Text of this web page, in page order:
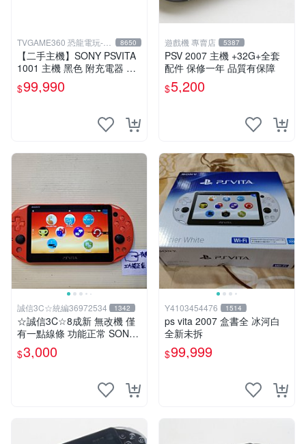
TVGAME360 恐龍電玩-台
中店
8650
【二手主機】SONY PSVITA
1001 主機 黑色 附充電器 US
B傳輸線 PS VITA PSV【台中
恐龍電玩】
$99,990
遊戲機 專賣店 5387
PSV 2007 主機 +32G+全套
配件 保修一年 品質有保障
$5,200
誠信3C☆統編36972534 1342
☆誠信3C☆8成新 無改機 僅
有一點線條 功能正常 SONY
PSV VITA 主機 2000 型 二手
功能正常 賣3千 也可用各式
$3,000
Y4103454476 1514
ps vita 2007 盒書全 冰河白
全新未拆
$99,999